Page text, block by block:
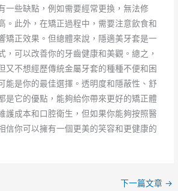
一些缺點，例如需要經常更換，無法修
。此外，在矯正過程中，需要注意飲食和
矯正效果。但總體來說，隱適美牙套是一
，可以改善你的牙齒健康和美觀。總之，
又不想經歷傳統金屬牙套的種種不便和困
能是你的最佳選擇。透明度和隱蔽性、舒
是它的優點，能夠給你帶來更好的矯正體
護成本和口腔衛生，但如果你能夠按照醫
信你可以擁有一個更美的笑容和更健康的
下一篇文章 →